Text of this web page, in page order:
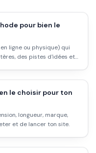
pour bien le
ligne ou physique) qui
des pistes d'idées et
le choisir pour ton
longueur, marque,
et de lancer ton site.